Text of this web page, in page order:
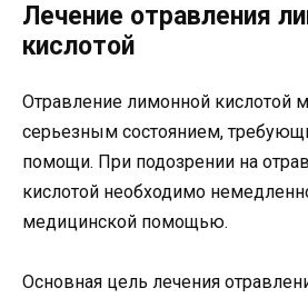
Лечение отравления
кислотой
Отравление лимонной кислотой
серьезным состоянием,
помощи. При подозрении на
кислотой необходимо
медицинской помощью.
Основная цель лечения